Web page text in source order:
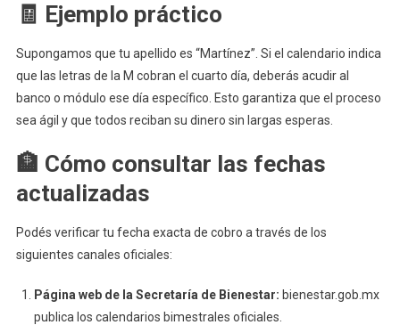
🧾 Ejemplo práctico
Supongamos que tu apellido es “Martínez”. Si el calendario indica
que las letras de la M cobran el cuarto día, deberás acudir al
banco o módulo ese día específico. Esto garantiza que el proceso
sea ágil y que todos reciban su dinero sin largas esperas.
🏦 Cómo consultar las fechas
actualizadas
Podés verificar tu fecha exacta de cobro a través de los
siguientes canales oficiales:
Página web de la Secretaría de Bienestar: bienestar.gob.mx
publica los calendarios bimestrales oficiales.